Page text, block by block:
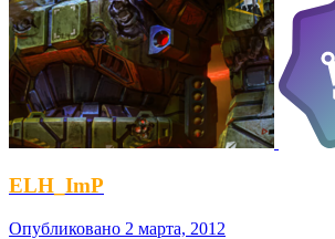
ELH_ImP
Опубликовано 2 марта, 2012